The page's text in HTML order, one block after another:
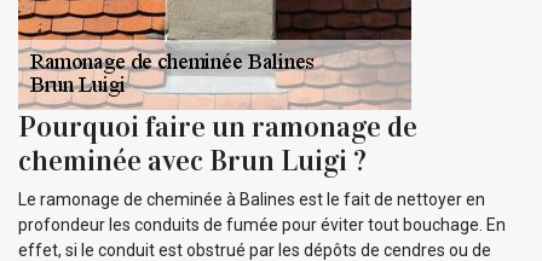
Pourquoi faire un ramonage de
cheminée avec Brun Luigi ?
Le ramonage de cheminée à Balines est le fait de nettoyer en
profondeur les conduits de fumée pour éviter tout bouchage. En
effet, si le conduit est obstrué par les dépôts de cendres ou de